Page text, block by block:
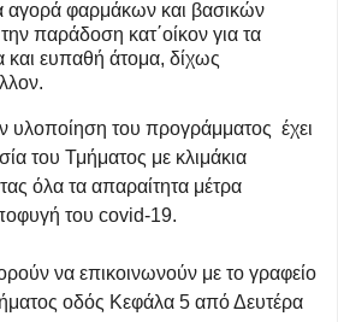
αγορά φαρμάκων και βασικών
παράδοση κατ΄οίκον για τα
και ευπαθή άτομα, δίχως
υλοποίηση του προγράμματος έχει
του Τμήματος με κλιμάκια
όλα τα απαραίτητα μέτρα
του covid-19.
να επικοινωνούν με το γραφείο
οδός Κεφάλα 5 από Δευτέρα